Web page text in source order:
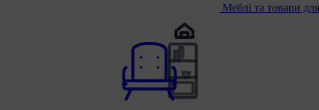
Меблі та товари для